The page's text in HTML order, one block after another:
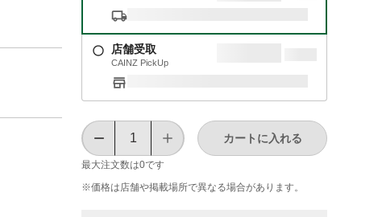
店舗受取
CAINZ PickUp
最大注文数は0です
カートに入れる
※価格は​店舗や​掲載場所で​異なる​場合が​あります。